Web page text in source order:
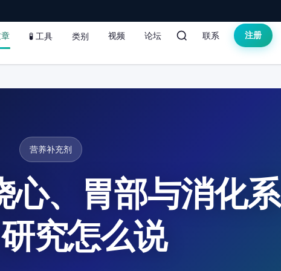
🧪 工具 类别 视频 论坛 联系 注册
营养补充剂
心、胃部与消化系
究怎么说